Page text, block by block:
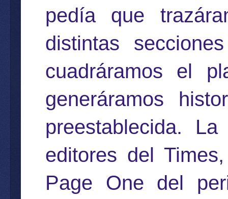
pedía que
distintas
cuadráramos el
generáramos
preestablecida.
editores del
Page One del